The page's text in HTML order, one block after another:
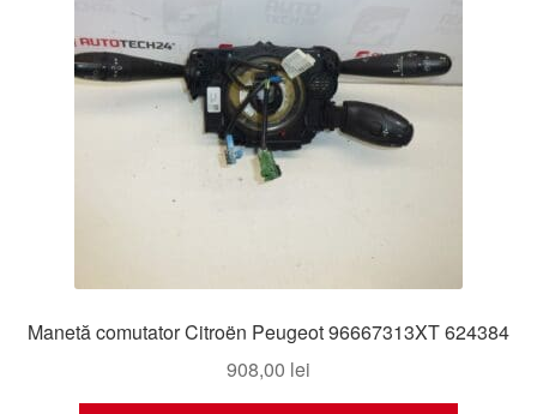
Manetă comutator Citroën Peugeot 96667313XT 624384
908,00 lei